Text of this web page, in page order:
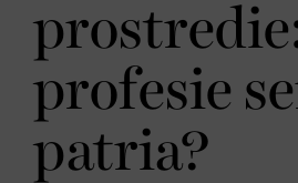
profesie
patria?